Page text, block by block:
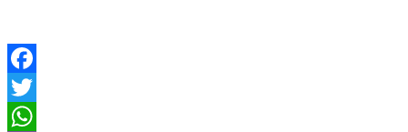
Facebook
Twitter